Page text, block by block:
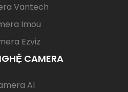
Vantech
Imou
Ezviz
CAMERA
AI